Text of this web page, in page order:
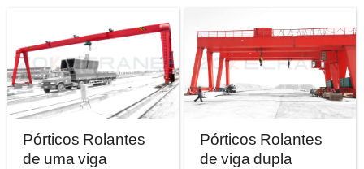
Pórticos Rolantes
de uma viga
Pórticos Rolantes
de viga dupla